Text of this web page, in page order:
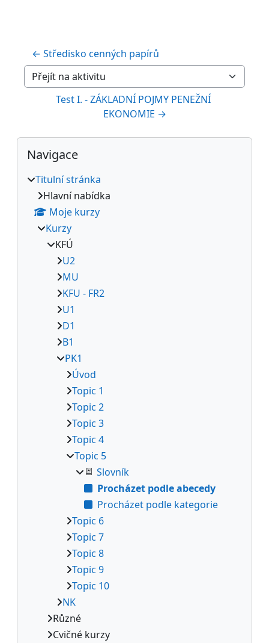
← Středisko cenných papírů
Přejít na aktivitu
Test I. - ZÁKLADNÍ POJMY PENEŽNÍ
EKONOMIE →
Bloky
Přeskočit: Navigace
Navigace
Titulní stránka
Hlavní nabídka
Moje kurzy
Kurzy
KFÚ
U2
MU
KFU - FR2
U1
D1
B1
PK1
Úvod
Topic 1
Topic 2
Topic 3
Topic 4
Topic 5
Slovník
Procházet podle abecedy
Procházet podle kategorie
Topic 6
Topic 7
Topic 8
Topic 9
Topic 10
NK
Různé
Cvičné kurzy